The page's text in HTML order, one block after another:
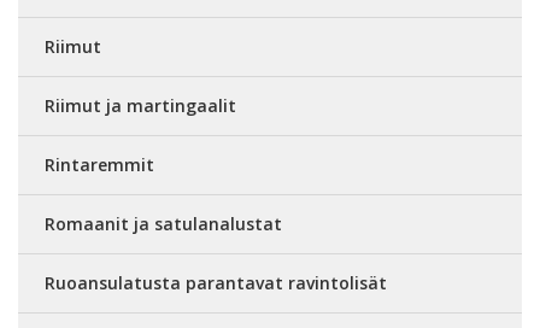
Riimut
Riimut ja martingaalit
Rintaremmit
Romaanit ja satulanalustat
Ruoansulatusta parantavat ravintolisät